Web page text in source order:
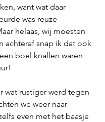
want wat daar
was reuze
helaas, wij moesten
achteraf snap ik dat ook
boel knallen waren
wat rustiger werd tegen
we weer naar
even met het baasje